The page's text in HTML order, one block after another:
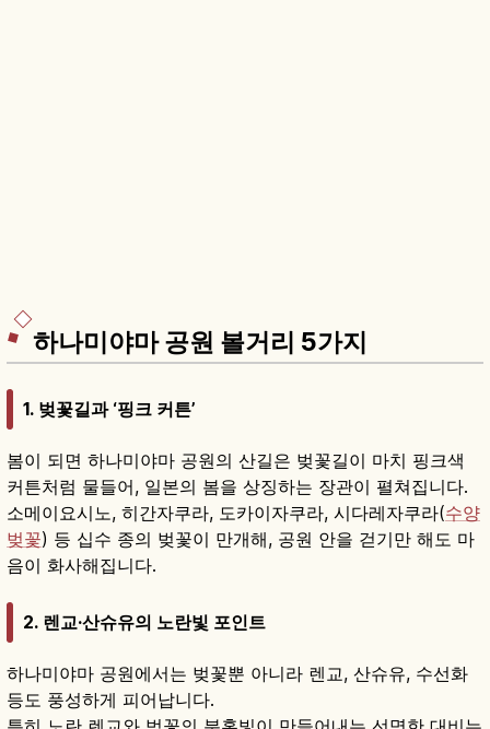
하나미야마 공원 볼거리 5가지
1. 벚꽃길과 ‘핑크 커튼’
봄이 되면 하나미야마 공원의 산길은 벚꽃길이 마치 핑크색
커튼처럼 물들어, 일본의 봄을 상징하는 장관이 펼쳐집니다.
소메이요시노, 히간자쿠라, 도카이자쿠라, 시다레자쿠라(수양
벚꽃) 등 십수 종의 벚꽃이 만개해, 공원 안을 걷기만 해도 마
음이 화사해집니다.
2. 렌교·산슈유의 노란빛 포인트
하나미야마 공원에서는 벚꽃뿐 아니라 렌교, 산슈유, 수선화
등도 풍성하게 피어납니다.